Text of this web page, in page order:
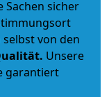
sicher
von den
. Unsere
garantiert